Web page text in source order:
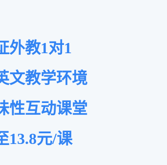
外教1对1
文教学环境
性互动课堂
13.8元/课